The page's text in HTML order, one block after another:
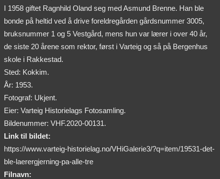
I 1958 giftet Ragnhild Oland seg med Asmund Brenne. Han ble
bonde på heltid ved å drive foreldregården gårdsnummer 3005,
bruksnummer 1 og 5 Vestgård, mens hun var lærer i over 40 år,
de siste 20 årene som rektor, først i Varteig og så på Bergenhus
skole i Rakkestad.
Sted: Kokkim.
År: 1953.
Fotograf: Ukjent.
Eier: Varteig Historielags Fotosamling.
Bildenummer: VHF.2020-00131.
Link til bildet:
https://www.varteig-historielag.no/VHiGalerie3/?q=item/19531-det-
ble-laerergjerning-pa-alle-tre
Filnavn: